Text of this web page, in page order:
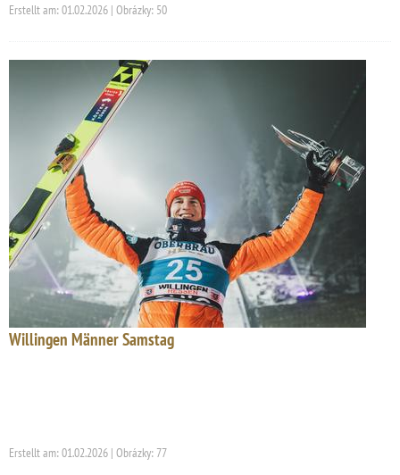
Erstellt am: 01.02.2026 | Obrázky: 50
Willingen Männer Samstag
Erstellt am: 01.02.2026 | Obrázky: 77